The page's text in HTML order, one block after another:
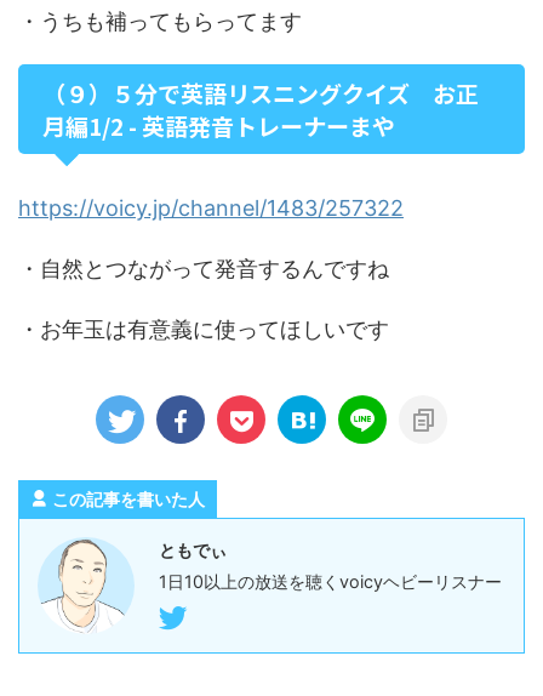
・うちも補ってもらってます
（９）５分で英語リスニングクイズ お正
月編1/2 - 英語発音トレーナーまや
https://voicy.jp/channel/1483/257322
・自然とつながって発音するんですね
・お年玉は有意義に使ってほしいです
この記事を書いた人
ともでぃ
1日10以上の放送を聴くvoicyヘビーリスナー